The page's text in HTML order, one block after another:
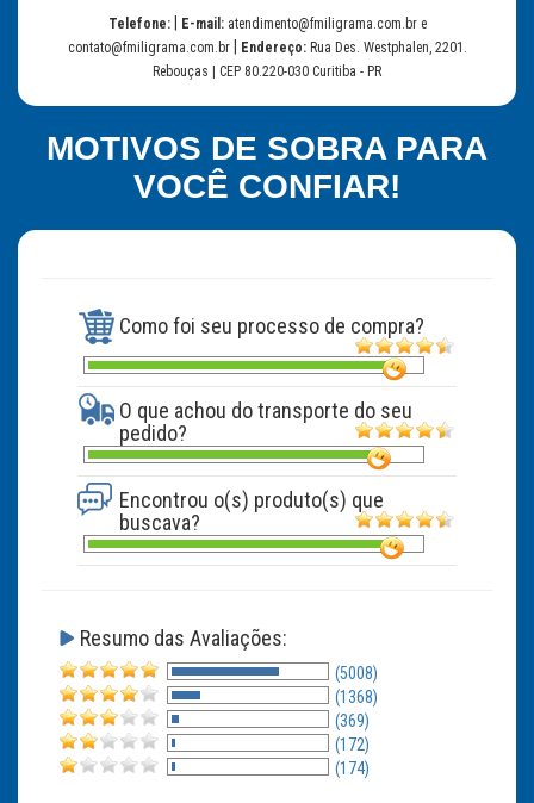
Telefone: E-mail:atendimento@fmiligrama.com.br e
contato@fmiligrama.com.br
Endereço: Rua Des. Westphalen, 2201.
Rebouças | CEP 80.220-030 Curitiba - PR
MOTIVOS DE SOBRA PARA
VOCÊ CONFIAR!
Como foi seu processo de compra?
O que achou do transporte do seu
pedido?
Encontrou o(s) produto(s) que
buscava?
Resumo das Avaliações:
(5008)
(1368)
(369)
(172)
(174)